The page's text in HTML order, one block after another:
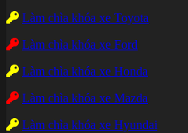
Làm chìa khóa xe Toyota
Làm chìa khóa xe Ford
Làm chìa khóa xe Honda
Làm chìa khóa xe Mazda
Làm chìa khóa xe Hyundai